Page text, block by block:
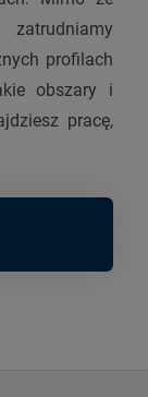
profilach
obszary i
pracę,